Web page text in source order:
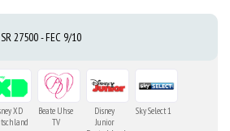
27500 - FEC 9/10
XD
Beate Uhse
TV
Disney
Junior
Sky Select 1